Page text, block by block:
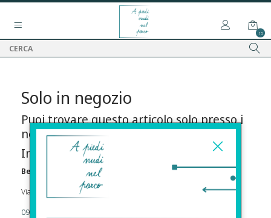
15
Solo in negozio
Puoi trovare questo articolo solo presso i
nostri punti vendita:
Info contatti
Before s.r.l.s.
Via Della Maestranza , 23 96100 Siracusa
09311962373